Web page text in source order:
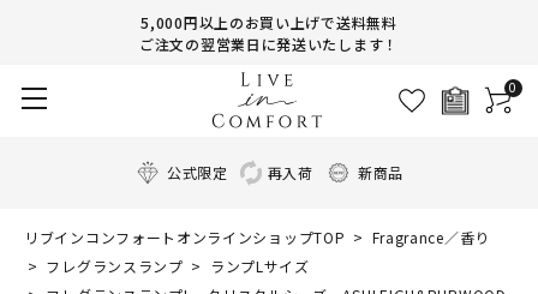
5,000円以上のお買い上げで送料無料
ご注文の翌営業日に発送いたします！
0
公式限定 再入荷 新商品
リブインコンフォートオンラインショップTOP
Fragrance／香り
フレグランスランプ
ランプLサイズ